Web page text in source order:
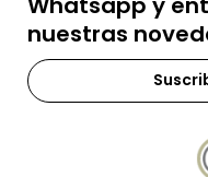
nuestras